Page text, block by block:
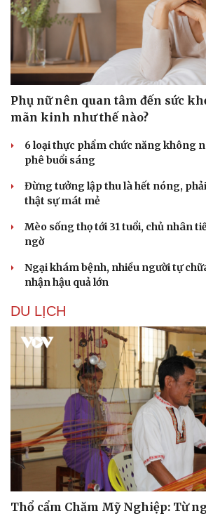
Du lịch
Tư vấn
Săn Tour
check-in
Cửa sổ
Kể
Hạt
Phụ nữ nên quan tâm đến sức
mãn kinh như thế nào?
6 loại thực phẩm chức năng không
phê buổi sáng
Đừng tưởng lập thu là hết nóng,
thật sự mát mẻ
Mèo sống thọ tới 31 tuổi, chủ nhân
ngờ
Ngại khám bệnh, nhiều người tự
nhận hậu quả lớn
DU LỊCH
Thổ cẩm Chăm Mỹ Nghiệp: Từ